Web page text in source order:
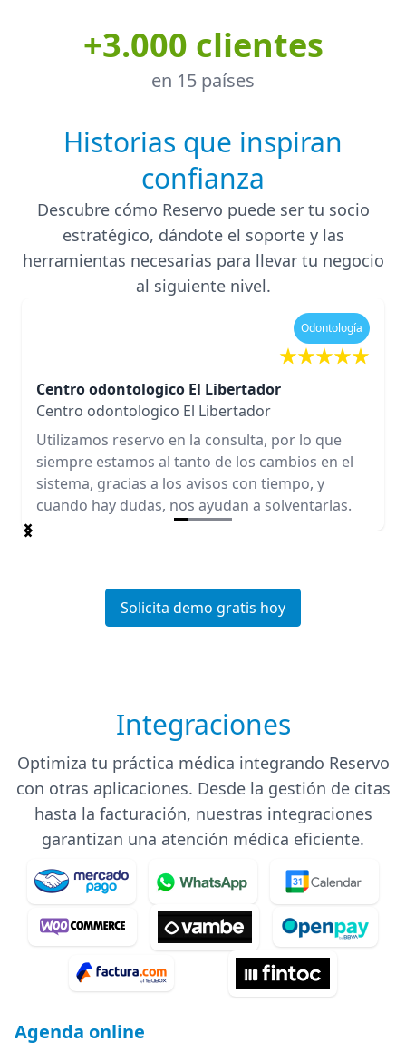
+3.000 clientes
en 15 países
Historias que inspiran
confianza
Descubre cómo Reservo puede ser tu socio
estratégico, dándote el soporte y las
herramientas necesarias para llevar tu negocio
al siguiente nivel.
Odontología
Centro odontologico El Libertador
Centro odontologico El Libertador
Utilizamos reservo en la consulta, por lo que
siempre estamos al tanto de los cambios en el
sistema, gracias a los avisos con tiempo, y
cuando hay dudas, nos ayudan a solventarlas.
Item
Solicita demo gratis hoy
Integraciones
Optimiza tu práctica médica integrando Reservo
con otras aplicaciones. Desde la gestión de citas
hasta la facturación, nuestras integraciones
garantizan una atención médica eficiente.
Agenda online